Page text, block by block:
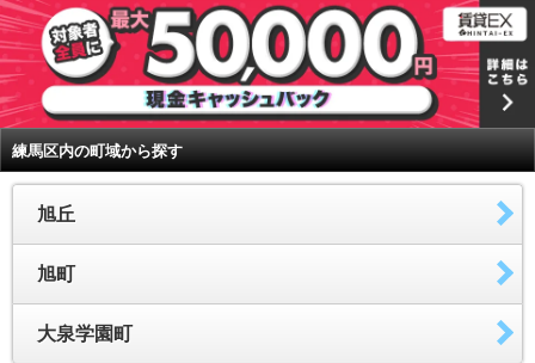
練馬区内の町域から探す
旭丘
旭町
大泉学園町